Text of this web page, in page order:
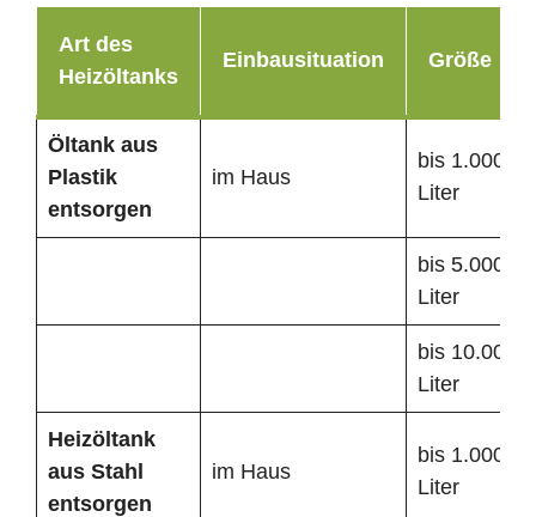
Art des
Heizöltanks
Einbausituation Größe
Öltank aus
Plastik
entsorgen
im Haus
bis 1.000
Liter
bis 5.000
Liter
bis 10.000
Liter
Heizöltank
aus Stahl
entsorgen
im Haus
bis 1.000
Liter